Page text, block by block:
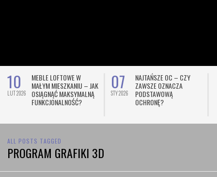
10
LUT 2026
MEBLE LOFTOWE W
MAŁYM MIESZKANIU – JAK
OSIĄGNĄĆ MAKSYMALNĄ
FUNKCJONALNOŚĆ?
07
STY 2026
NAJTAŃSZE OC – CZY
ZAWSZE OZNACZA
PODSTAWOWĄ
OCHRONĘ?
ALL POSTS TAGGED
PROGRAM GRAFIKI 3D